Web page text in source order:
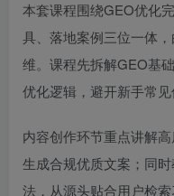
本套课程围绕GEO优化
具、落地案例三位一体
维。课程先拆解GEO基
优化逻辑，避开新手常见
内容创作环节重点讲解
生成合规优质文案；同
法，从源头贴合用户检